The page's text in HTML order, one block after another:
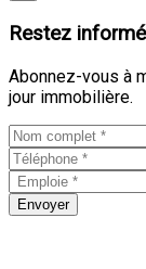
Restez
Abonnez-vous à
jour immobilière.
Envoyer